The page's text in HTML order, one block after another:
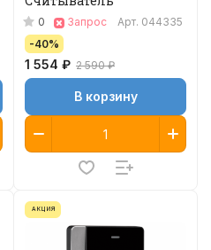
0 Запрос Арт. 044335
-40%
1 554 ₽ 2 590 ₽
В корзину
АКЦИЯ